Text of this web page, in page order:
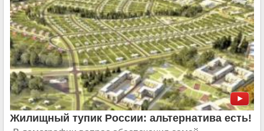
Жилищный тупик России: альтернатива есть!